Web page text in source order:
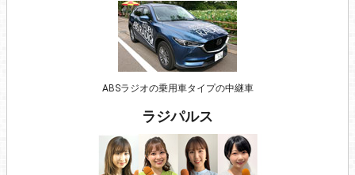
ABSラジオの乗用車タイプの中継車
ラジパルス